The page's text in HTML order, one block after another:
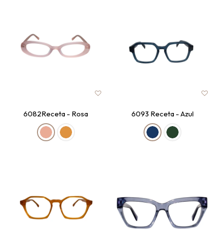
6082Receta - Rosa 6093 Receta - Azul